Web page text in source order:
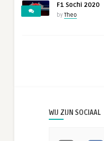
F1 Sochi 2020
by Theo
WIJ ZIJN SOCIAAL